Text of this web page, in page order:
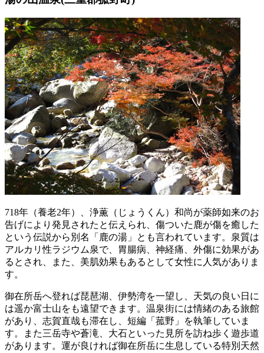
718年（養老2年）、浄薫（じょうくん）和尚が薬師如来のお
告げにより発見されたと伝えられ、傷ついた鹿が傷を癒した
という伝説から別名「鹿の湯」とも言われています。泉質は
アルカリ性ラジウム泉で、胃腸病、神経痛、外傷に効果があ
るとされ、また、美肌効果もあるとして女性に人気がありま
す。
御在所岳へ登れば琵琶湖、伊勢湾を一望し、天気の良い日に
は遥か富士山をも遠望できます。温泉街には情緒のある旅館
があり、志賀直哉も滞在し、短編「菰野」を執筆していま
す。また三岳寺や蒼滝、大石といった見所を訪ね歩く遊歩道
があります。運が良ければ御在所岳に生息している特別天然